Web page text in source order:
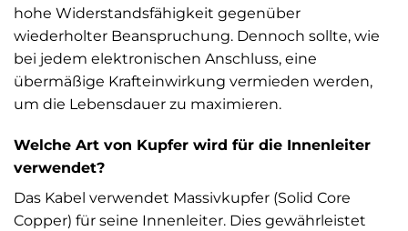
hohe Widerstandsfähigkeit gegenüber
wiederholter Beanspruchung. Dennoch sollte, wie
bei jedem elektronischen Anschluss, eine
übermäßige Krafteinwirkung vermieden werden,
um die Lebensdauer zu maximieren.
Welche Art von Kupfer wird für die Innenleiter
verwendet?
Das Kabel verwendet Massivkupfer (Solid Core
Copper) für seine Innenleiter. Dies gewährleistet